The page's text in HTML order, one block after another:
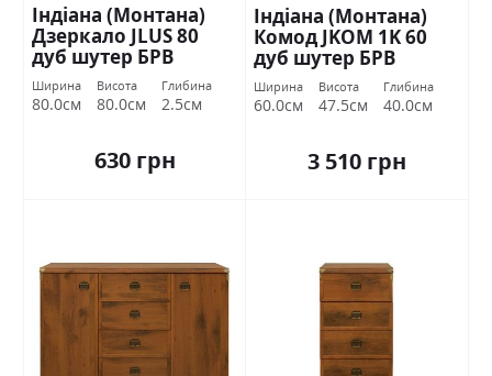
Індіана (Монтана)
Дзеркало JLUS 80
дуб шутер БРВ
Україна
Ширина
80.0см
Висота
80.0см
Глибина
2.5см
630 грн
Індіана (Монтана)
Комод JKOM 1K 60
дуб шутер БРВ
Україна
Ширина
60.0см
Висота
47.5см
Глибина
40.0см
3 510 грн